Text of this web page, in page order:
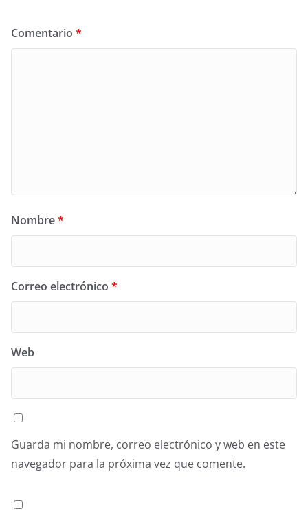
Comentario *
Nombre*
Correo electrónico *
Web
Guarda mi nombre, correo electrónico y web en este
navegador para la próxima vez que comente.